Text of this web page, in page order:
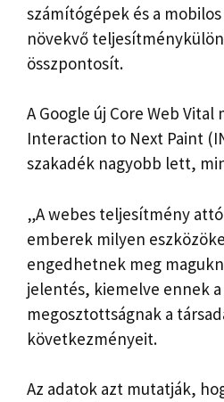
számítógépek és a
növekvő
összpontosít.
A Google új Core Web Vital
Interaction to Next Paint
szakadék nagyobb lett,
„A webes teljesítmény
emberek milyen
engedhetnek meg
jelentés, kiemelve ennek
megosztottságnak a
következményeit.
Az adatok azt mutatják,